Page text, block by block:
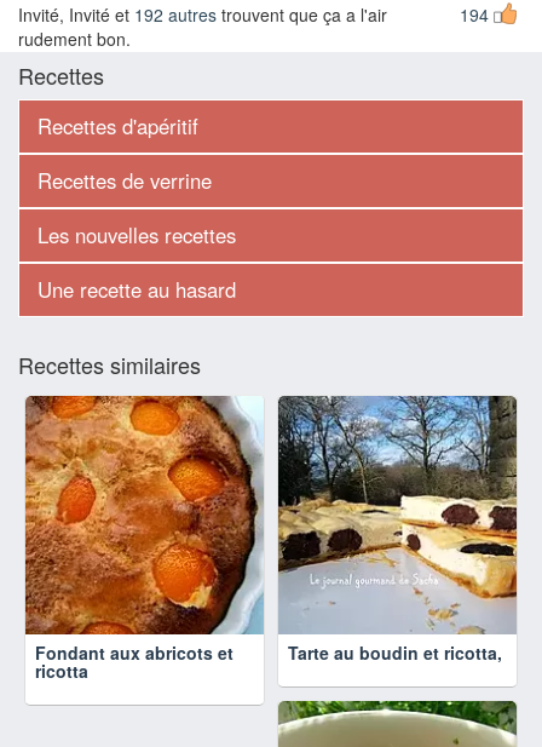
194
Invité, Invité et 192 autres trouvent que ça a l'air
rudement bon.
Recettes
Recettes d'apéritif
Recettes de verrine
Les nouvelles recettes
Une recette au hasard
Recettes similaires
Fondant aux abricots et
ricotta
Tarte au boudin et ricotta,